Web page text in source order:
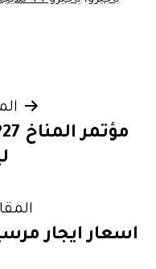
المقالات
اسعار ايجار